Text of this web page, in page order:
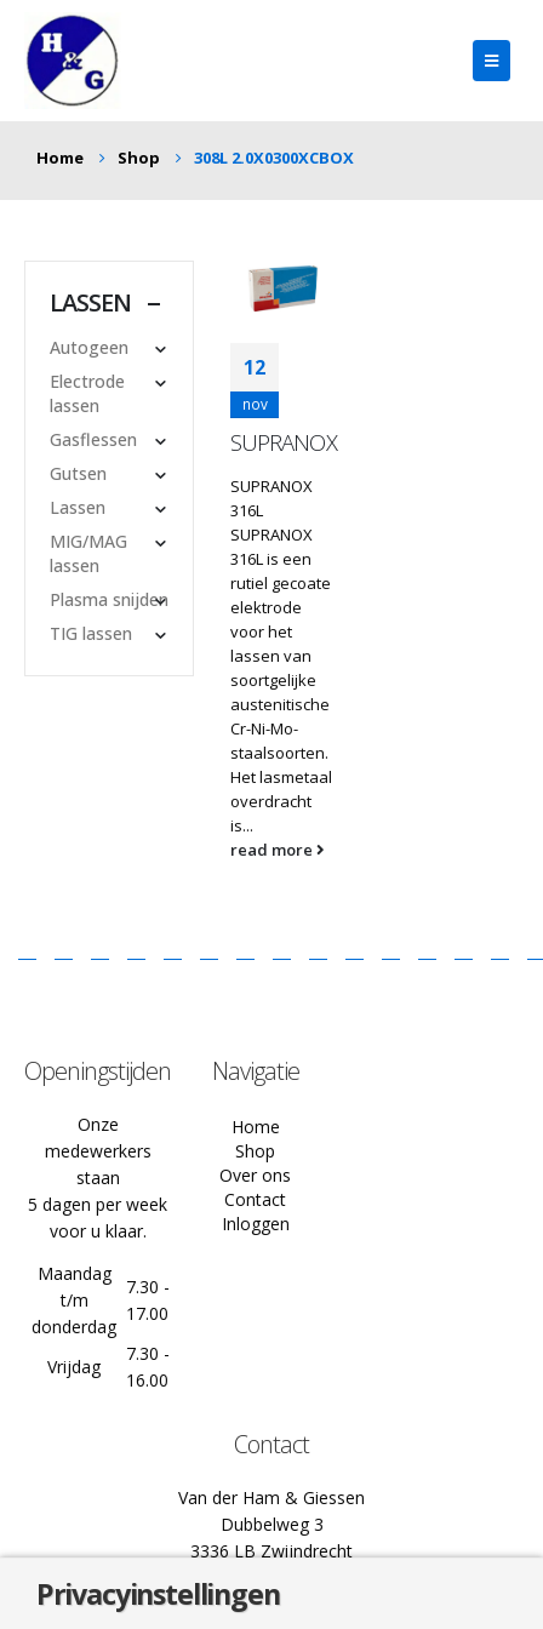
Home Shop 308L 2.0X0300XCBOX
12
nov
SUPRANOX
SUPRANOX
316L
SUPRANOX
316L is een
rutiel gecoate
elektrode
voor het
lassen van
soortgelijke
austenitische
Cr-Ni-Mo-
staalsoorten.
Het lasmetaal
overdracht
is...
read more
LASSEN
Autogeen
Electrode
lassen
Gasflessen
Gutsen
Lassen
MIG/MAG
lassen
Plasma snijden
TIG lassen
Openingstijden
Onze
medewerkers
staan
5 dagen per week
voor u klaar.
Maandag
t/m
donderdag
7.30 -
17.00
Vrijdag
7.30 -
16.00
Navigatie
Home
Shop
Over ons
Contact
Inloggen
Contact
Van der Ham & Giessen
Dubbelweg 3
3336 LB Zwijndrecht
078 61 02 444
info@hamgiessen.nl
Privacyinstellingen